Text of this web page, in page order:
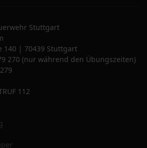
Stuttgart
140 | 70439 Stuttgart
270 (nur während den Übungszeiten)
112